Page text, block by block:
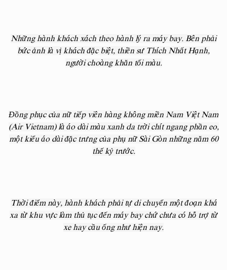
Những hành khách xách theo hành lý ra máy bay. Bên phải
bức ảnh là vị khách đặc biệt, thiền sư Thích Nhất Hạnh,
người choàng khăn tối màu.
Đồng phục của nữ tiếp viên hàng không miền Nam Việt Nam
(Air Vietnam) là áo dài màu xanh da trời chít ngang phần eo,
một kiểu áo dài đặc trưng của phụ nữ Sài Gòn những năm 60
thế kỷ trước.
Thời điểm này, hành khách phải tự di chuyển một đoạn khá
xa từ khu vực làm thủ tục đến máy bay chứ chưa có hỗ trợ từ
xe hay cầu ống như hiện nay.